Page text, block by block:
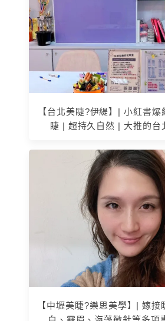
【台北美睫?伊緹】| 小紅書
睫 | 超持久自然 | 大推的台
【中壢美睫?樂思美學】| 嫁